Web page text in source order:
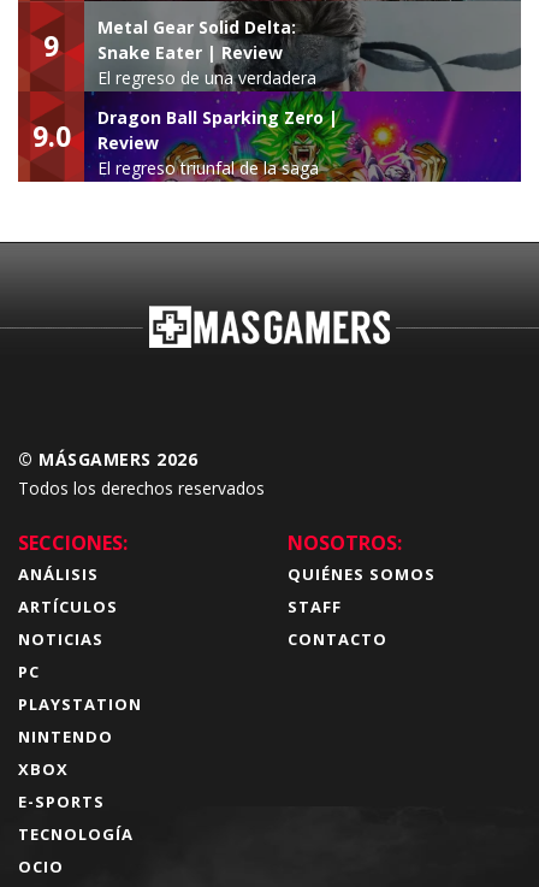
9
Metal Gear Solid Delta:
Snake Eater | Review
El regreso de una verdadera
leyenda
9.0
Dragon Ball Sparking Zero |
Review
El regreso triunfal de la saga
© MÁSGAMERS 2026
Todos los derechos reservados
SECCIONES:
ANÁLISIS
ARTÍCULOS
NOTICIAS
PC
PLAYSTATION
NINTENDO
XBOX
E-SPORTS
TECNOLOGÍA
OCIO
NOSOTROS:
QUIÉNES SOMOS
STAFF
CONTACTO